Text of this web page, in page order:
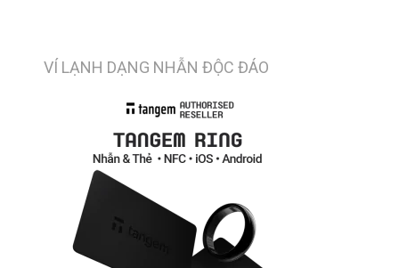
VÍ LẠNH DẠNG NHẪN ĐỘC ĐÁO